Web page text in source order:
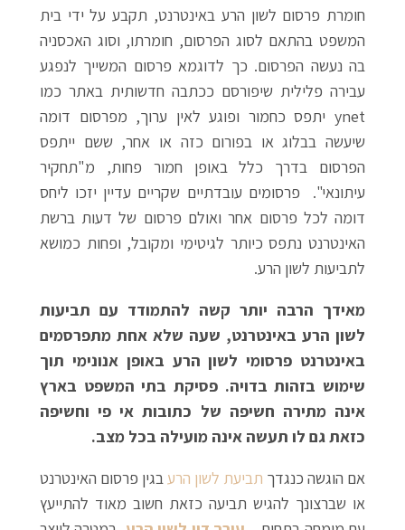
חומרת פרסום לשון הרע באינטרנט, תקבע על ידי בית
המשפט בהתאם לסוג הפרסום, חומרתו, וסוג האכסניה
בה נעשה הפרסום. כך לדוגמא פרסום המשייך לנפגע
עבירה פלילית שיפורסם ככתבה חדשותית באתר כמו
ynet יתפס כחמור ופוגע לאין ערוך, מפרסום דומה
שיעשה בבלוג או בפורום כזה או אחר, ששם ייתפס
הפרסום בדרך כלל באופן חמור פחות, מ"תחקיר
עיתונאי". פרסומים עובדתיים שקריים עדיין יזכו ליחס
דומה לכל פרסום אחר ואולם פרסום של דעות ברשת
האינטרנט נתפס כיותר לגיטימי ומקובל, ופחות כמושא
לתביעות לשון הרע.
מאידך הרבה יותר קשה להתמודד עם תביעות
לשון הרע באינטרנט, שעה שלא אחת מתפרסמים
באינטרנט פרסומי לשון הרע באופן אנונימי תוך
שימוש בזהות בדויה. פסיקת בתי המשפט בארץ
אינה מתירה חשיפה של כתובות אי פי וחשיפה
כזאת גם לו תעשה אינה מועילה בכל מצב.
אם הוגשה כנגדך תביעת לשון הרעבגין פרסום האינטרנט
או שברצונך להגיש תביעה כזאת חשוב מאוד להתייעץ